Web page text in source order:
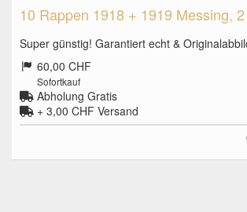
10 Rappen 1918 + 1919 Messing,
Super günstig! Garantiert echt &
60,00 CHF
Sofortkauf
Abholung Gratis
+ 3,00 CHF Versand